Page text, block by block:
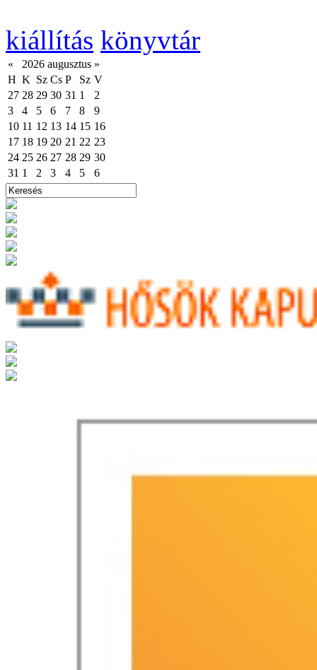
kiállítás könyvtár
« 2026 augusztus »
H K Sz Cs P Sz V
27 28 29 30 31 1
2
3
4 5 6 7 8
9
10 11 12 13 14 15 16
17 18 19 20 21 22 23
24 25 26 27 28 29 30
31 1 2 3 4 5 6